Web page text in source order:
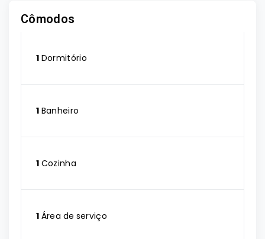
Cômodos
1 Dormitório
1 Banheiro
1 Cozinha
1 Área de serviço